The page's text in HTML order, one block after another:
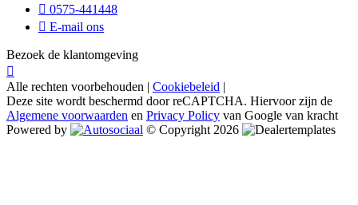
0575-441448
E-mail ons
Bezoek de klantomgeving
Alle rechten voorbehouden | Cookiebeleid |
Deze site wordt beschermd door reCAPTCHA. Hiervoor zijn de
Algemene voorwaarden en Privacy Policy van Google van kracht
Powered by
© Copyright 2026